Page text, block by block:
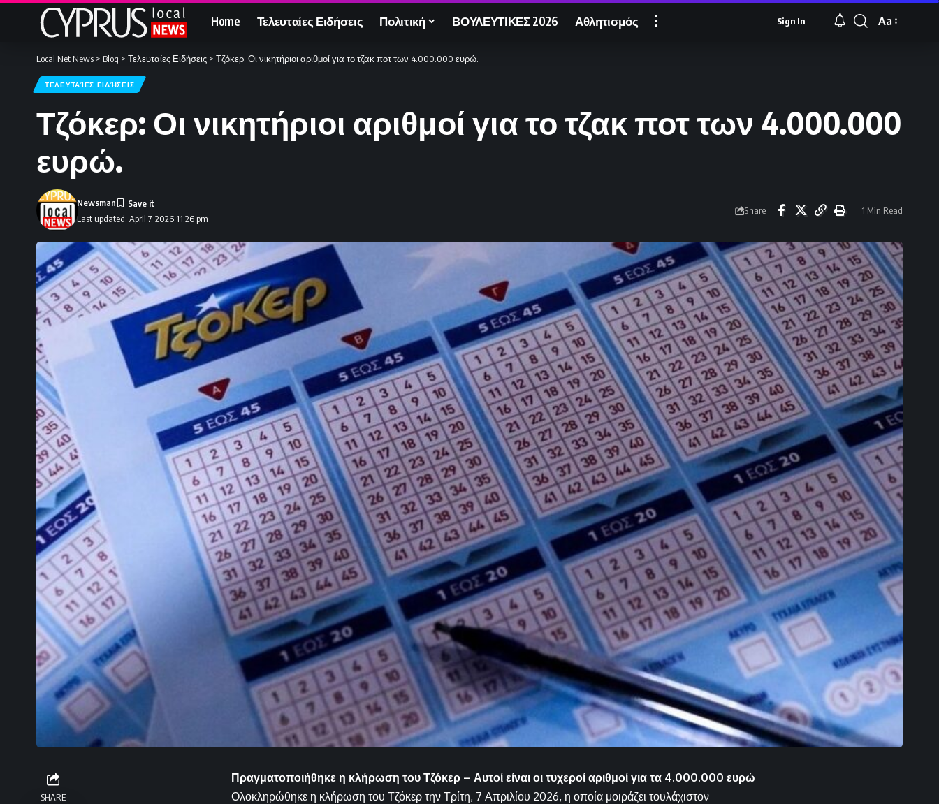
Home Τελευταίες Ειδήσεις Πολιτική ΒΟΥΛΕΥΤΙΚΕΣ 2026 Αθλητισμός Sign In
Font
Aa
Local Net News > Blog > Τελευταίες Ειδήσεις > Τζόκερ: Οι νικητήριοι αριθμοί για το τζακ ποτ των 4.000.000 ευρώ.
ΤΕΛΕΥΤΑΊΕΣ ΕΙΔΉΣΕΙΣ
Τζόκερ: Οι νικητήριοι αριθμοί για το τζακ ποτ των 4.000.000
ευρώ.
Last updated: April 7, 2026 11:26 pm
Newsman
Share 1 Min Read
SHARE
Πραγματοποιήθηκε η κλήρωση του Τζόκερ – Αυτοί είναι οι τυχεροί αριθμοί για τα 4.000.000 ευρώ
Ολοκληρώθηκε η κλήρωση του Τζόκερ την Τρίτη, 7 Απριλίου 2026, η οποία μοιράζει τουλάχιστον